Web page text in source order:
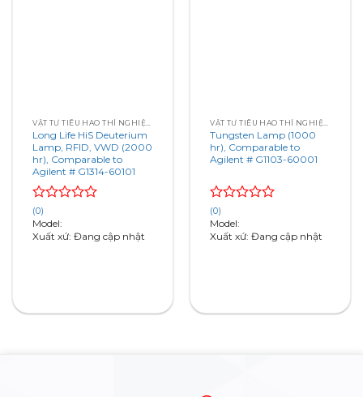
Long Life HiS Deuterium
Lamp, RFID, VWD (2000
hr), Comparable to
Agilent # G1314-60101
Rated
0
out
(0)
Model:
Xuất xứ: Đang cập nhật
Tungsten Lamp (1000
hr), Comparable to
Agilent # G1103-60001
Rated
0
out
(0)
Model:
Xuất xứ: Đang cập nhật